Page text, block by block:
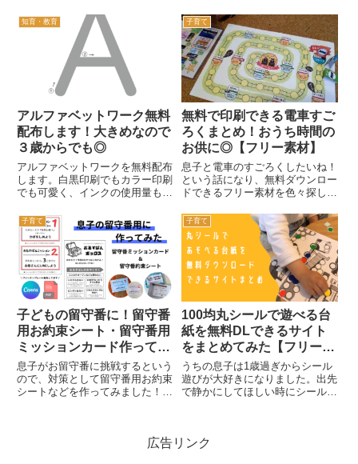
の迷路に興味を持ったのがはじま
り。その時は「それならこれはど
うだ！」と、手はじめにアンパン
マンの迷路絵本を購入。アン...
にテキストでも同内容を置いてい
ます。
知育・教育
アルファベットワーク無料
配布します！大きめなので
３歳からでも◎
アルファベットワークを無料配布
します。白黒印刷でもカラー印刷
でも可愛く、インクの使用量も控
した。すべてA4サイズPDFファ
イル。
子育て
無料で印刷できる電車すご
ろくまとめ！おうち時間の
お供に◎【フリー素材】
息子と電車のすごろくしたいね！
という話になり、無料ダウンロー
ドできるフリー素材を色々探した
道好きのお子さんを持つみなさま
はぜひ！！すべて企業が公式で提
供してくださっているものなので
安心です。リンク先の規約に従
っ...
子育て
子どもの留守番に！留守番
用お約束シート・留守番用
ミッションカード作ってみ
た【無料テンプレート配布
中】
息子がお留守番に挑戦するという
ので、対策として留守番用お約束
シートなどを作ってみました！お
リア方式にしてみましたよ～まず
子育て
100均丸シールで遊べる台
紙を無料DLできるサイト
をまとめてみた【フリー素
材】
うちの息子は1歳過ぎからシール
遊びが大好きになりました。出先
で静かにしてほしい時にシールを
どんどん購入…！しかし100均の
広告リンク